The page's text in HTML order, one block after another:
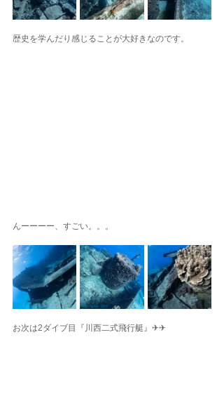
歴史を学んだり感じることが大好きなのです。
んーーーー、すごい。。。
お次は2ダイブ目『川西二式飛行艇』✈︎✈︎